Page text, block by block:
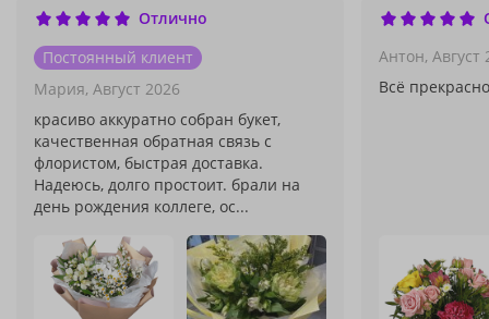
Отлично
Постоянный клиент
Мария, Август 2026
красиво аккуратно собран букет,
качественная обратная связь с
флористом, быстрая доставка.
Надеюсь, долго простоит. брали на
день рождения коллеге, ос...
Антон, Август
Всё